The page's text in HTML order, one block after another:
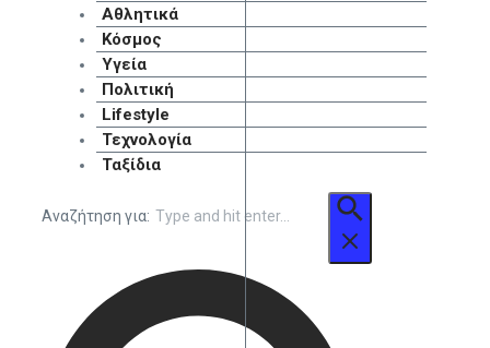
Αθλητικά
Κόσμος
Υγεία
Πολιτική
Lifestyle
Τεχνολογία
Ταξίδια
Αναζήτηση για: